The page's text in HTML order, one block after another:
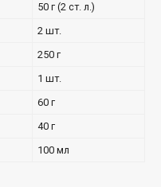
50 г (2 ст. л.)
2 шт.
250 г
1 шт.
60 г
40 г
100 мл